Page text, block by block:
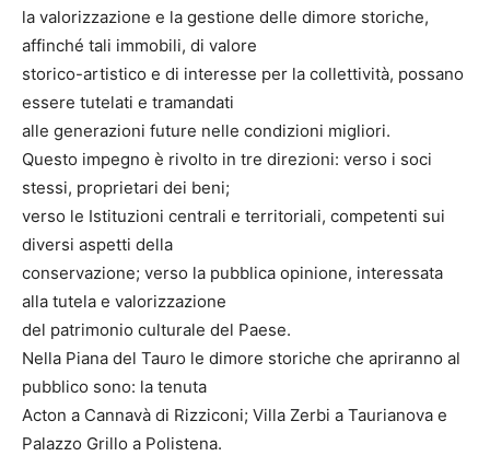
la valorizzazione e la gestione delle dimore storiche,
affinché tali immobili, di valore
storico-artistico e di interesse per la collettività, possano
essere tutelati e tramandati
alle generazioni future nelle condizioni migliori.
Questo impegno è rivolto in tre direzioni: verso i soci
stessi, proprietari dei beni;
verso le Istituzioni centrali e territoriali, competenti sui
diversi aspetti della
conservazione; verso la pubblica opinione, interessata
alla tutela e valorizzazione
del patrimonio culturale del Paese.
Nella Piana del Tauro le dimore storiche che apriranno al
pubblico sono: la tenuta
Acton a Cannavà di Rizziconi; Villa Zerbi a Taurianova e
Palazzo Grillo a Polistena.